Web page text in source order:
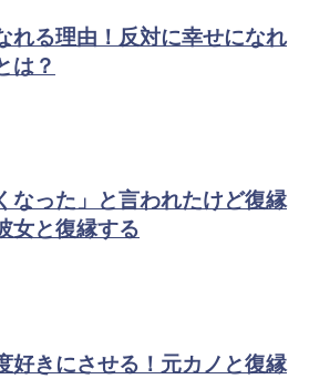
れる理由！反対に幸せになれ
は？
なった」と言われたけど復縁
女と復縁する
好きにさせる！元カノと復縁